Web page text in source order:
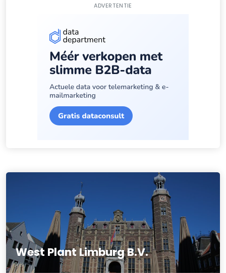
ADVERTENTIE
West Plant Limburg B.V.